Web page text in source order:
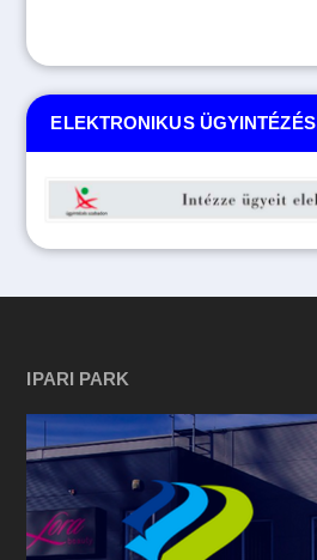
ELEKTRONIKUS ÜGYINTÉZÉS
IPARI PARK